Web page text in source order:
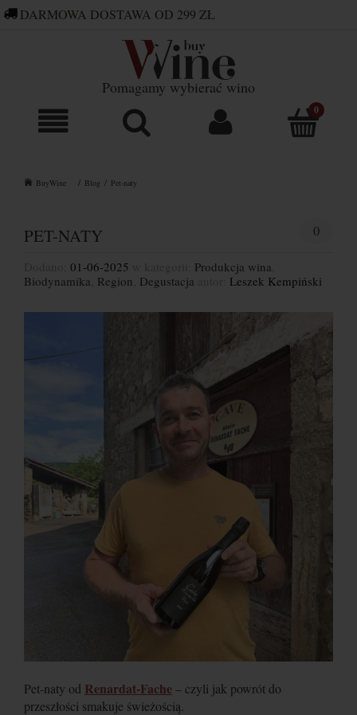
Pomagamy wybierać wino
BuyWine Blog Pet-naty
DARMOWA DOSTAWA OD 299 ZŁ
SKLEP@BUYWINE.PL
PET-NATY 0
01-06-2025 Produkcja wina
Biodynamika Region Degustacja Leszek Kempiński
Pet-naty od Renardat-Fache – czyli jak powrót do
przeszłości smakuje świeżością.